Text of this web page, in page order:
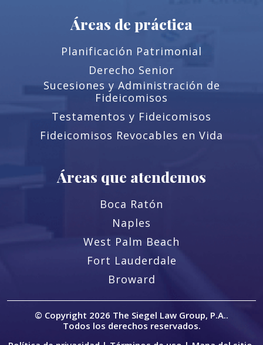
Áreas de práctica
Planificación Patrimonial
Derecho Senior
Sucesiones y Administración de
Fideicomisos
Testamentos y Fideicomisos
Fideicomisos Revocables en Vida
Áreas que atendemos
Boca Ratón
Naples
West Palm Beach
Fort Lauderdale
Broward
© Copyright 2026 The Siegel Law Group, P.A..
Todos los derechos reservados.